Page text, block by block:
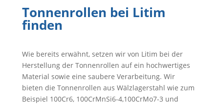
Tonnenrollen bei Litim
finden
Wie bereits erwähnt, setzen wir von Litim bei der
Herstellung der Tonnenrollen auf ein hochwertiges
Material sowie eine saubere Verarbeitung. Wir
bieten die Tonnenrollen aus Wälzlagerstahl wie zum
Beispiel 100Cr6, 100CrMnSi6-4,100CrMo7-3 und